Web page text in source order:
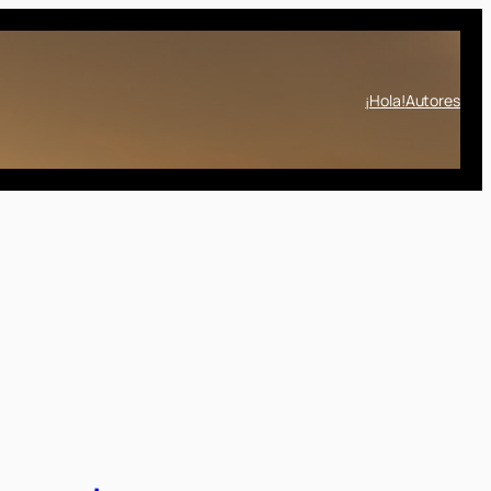
¡Hola!Autores